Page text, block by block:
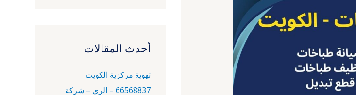
ث
ن
:
أحدث المقالات
تهوية مركزية الكويت
66568837 – الري – شركة